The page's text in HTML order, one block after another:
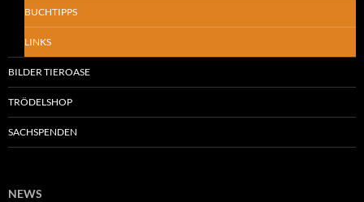
BUCHTIPPS
LINKS
BILDER TIEROASE
TRÖDELSHOP
SACHSPENDEN
NEWS